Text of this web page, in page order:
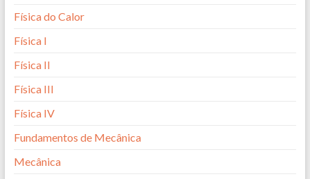
Física do Calor
Física I
Física II
Física III
Física IV
Fundamentos de Mecânica
Mecânica